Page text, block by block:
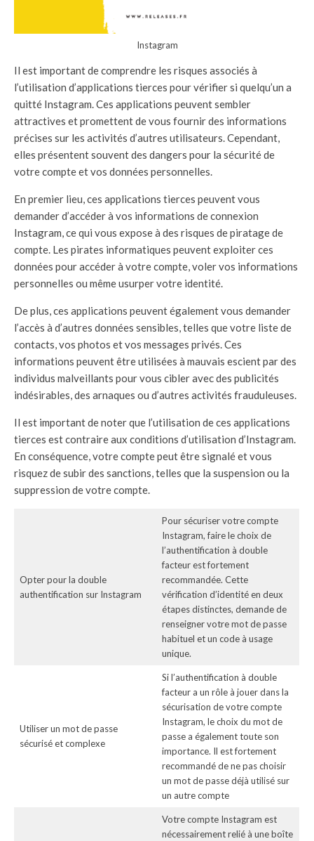
Instagram
Il est important de comprendre les risques associés à
l’utilisation d’applications tierces pour vérifier si quelqu’un a
quitté Instagram. Ces applications peuvent sembler
attractives et promettent de vous fournir des informations
précises sur les activités d’autres utilisateurs. Cependant,
elles présentent souvent des dangers pour la sécurité de
votre compte et vos données personnelles.
En premier lieu, ces applications tierces peuvent vous
demander d’accéder à vos informations de connexion
Instagram, ce qui vous expose à des risques de piratage de
compte. Les pirates informatiques peuvent exploiter ces
données pour accéder à votre compte, voler vos informations
personnelles ou même usurper votre identité.
De plus, ces applications peuvent également vous demander
l’accès à d’autres données sensibles, telles que votre liste de
contacts, vos photos et vos messages privés. Ces
informations peuvent être utilisées à mauvais escient par des
individus malveillants pour vous cibler avec des publicités
indésirables, des arnaques ou d’autres activités frauduleuses.
Il est important de noter que l’utilisation de ces applications
tierces est contraire aux conditions d’utilisation d’Instagram.
En conséquence, votre compte peut être signalé et vous
risquez de subir des sanctions, telles que la suspension ou la
suppression de votre compte.
Opter pour la double
authentification sur Instagram
Pour sécuriser votre compte
Instagram, faire le choix de
l’authentification à double
facteur est fortement
recommandée. Cette
vérification d’identité en deux
étapes distinctes, demande de
renseigner votre mot de passe
habituel et un code à usage
unique.
Utiliser un mot de passe
sécurisé et complexe
Si l’authentification à double
facteur a un rôle à jouer dans la
sécurisation de votre compte
Instagram, le choix du mot de
passe a également toute son
importance. Il est fortement
recommandé de ne pas choisir
un mot de passe déjà utilisé sur
un autre compte
Votre compte Instagram est
nécessairement relié à une boîte